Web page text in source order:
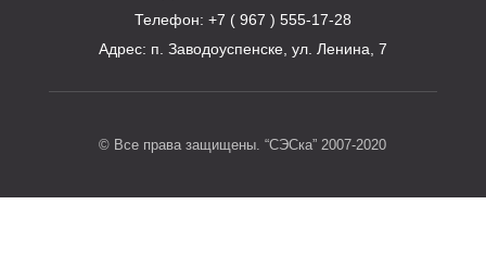
Телефон: +7 ( 967 ) 555-17-28
Адрес: п. Заводоуспенске, ул. Ленина, 7
© Все права защищены. “СЭСка” 2007-2020